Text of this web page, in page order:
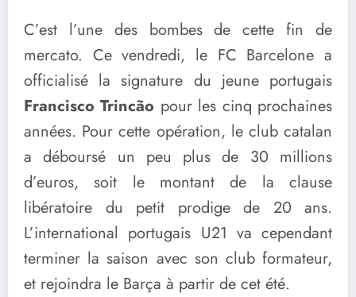
C’est l’une des bombes de cette fin de
mercato. Ce vendredi, le FC Barcelone a
officialisé la signature du jeune portugais
Francisco Trincão pour les cinq prochaines
années. Pour cette opération, le club catalan
a déboursé un peu plus de 30 millions
d’euros, soit le montant de la clause
libératoire du petit prodige de 20 ans.
L’international portugais U21 va cependant
terminer la saison avec son club formateur,
et rejoindra le Barça à partir de cet été.